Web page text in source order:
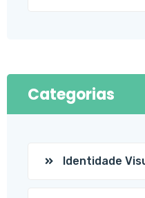
Categorias
Identidade